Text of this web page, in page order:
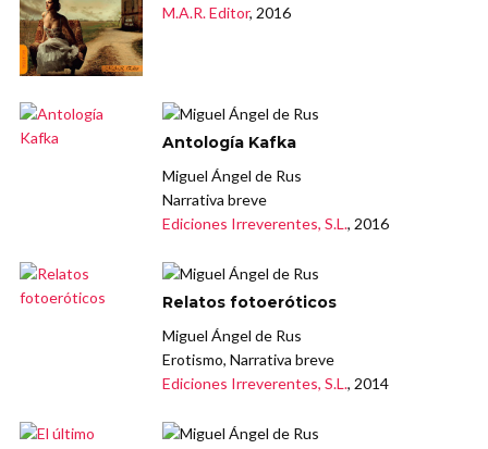
M.A.R. Editor, 2016
Antología Kafka
Miguel Ángel de Rus
Narrativa breve
Ediciones Irreverentes, S.L., 2016
Relatos fotoeróticos
Miguel Ángel de Rus
Erotismo, Narrativa breve
Ediciones Irreverentes, S.L., 2014